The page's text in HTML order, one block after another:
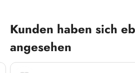
Produktgalerie überspringen
Kunden haben sich
angesehen